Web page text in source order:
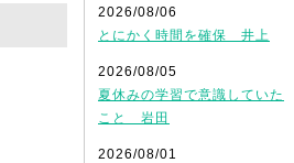
2026/08/06
とにかく時間を確保 井上
2026/08/05
夏休みの学習で意識していた
こと 岩田
2026/08/01